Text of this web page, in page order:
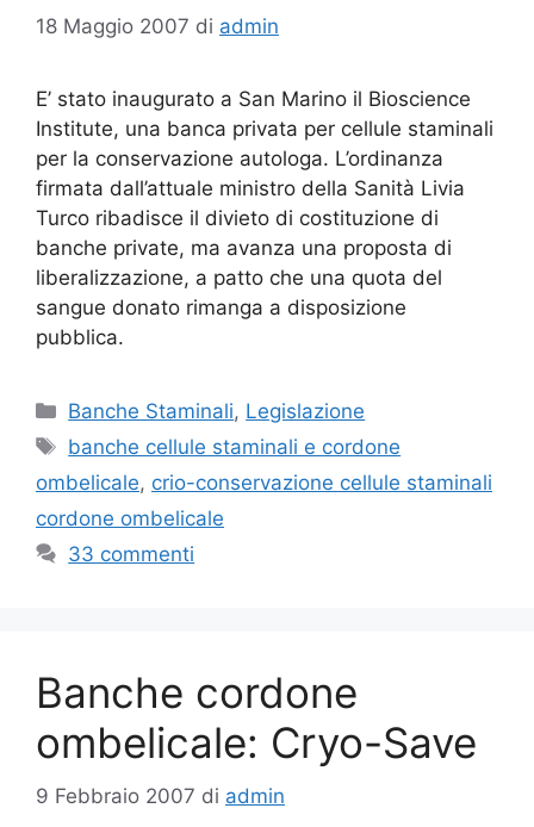
18 Maggio 2007 di admin
E’ stato inaugurato a San Marino il Bioscience
Institute, una banca privata per cellule staminali
per la conservazione autologa. L’ordinanza
firmata dall’attuale ministro della Sanità Livia
Turco ribadisce il divieto di costituzione di
banche private, ma avanza una proposta di
liberalizzazione, a patto che una quota del
sangue donato rimanga a disposizione
pubblica.
Categorie
Banche Staminali, Legislazione
Tag
banche cellule staminali e cordone
ombelicale, crio-conservazione cellule staminali
cordone ombelicale
33 commenti
Banche cordone
ombelicale: Cryo-Save
9 Febbraio 2007 di admin